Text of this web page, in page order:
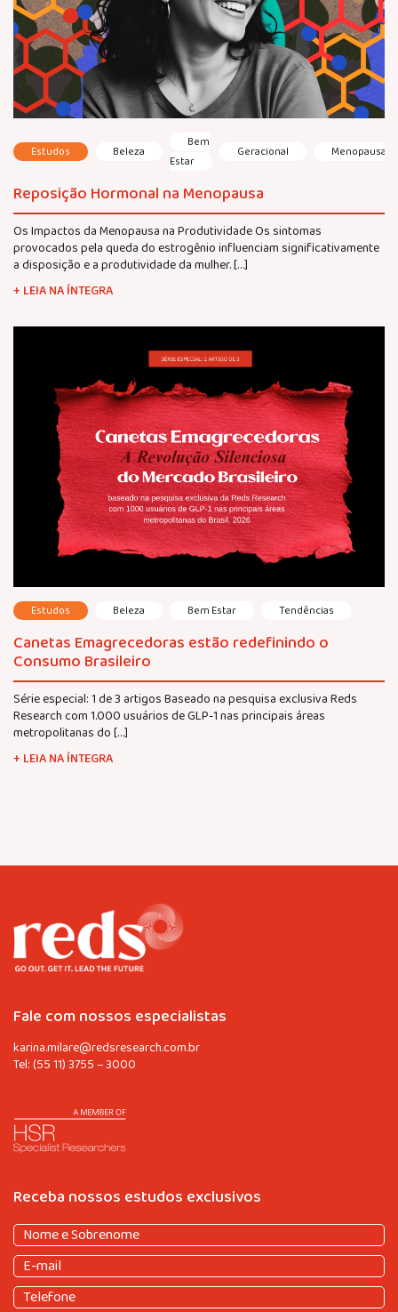
Estudos Beleza
Bem
Estar
Geracional Menopausa
Reposição Hormonal na Menopausa
Os Impactos da Menopausa na Produtividade Os sintomas
provocados pela queda do estrogênio influenciam significativamente
a disposição e a produtividade da mulher. […]
+ LEIA NA ÍNTEGRA
Estudos Beleza Bem Estar Tendências
Canetas Emagrecedoras estão redefinindo o
Consumo Brasileiro
Série especial: 1 de 3 artigos Baseado na pesquisa exclusiva Reds
Research com 1.000 usuários de GLP-1 nas principais áreas
metropolitanas do […]
+ LEIA NA ÍNTEGRA
Fale com nossos especialistas
karina.milare@redsresearch.com.br
Tel:(55 11) 3755 – 3000
Receba nossos estudos exclusivos
Nome
e
Sobrenome(obrigatório)
Nome
e
Sobrenome
E-
mail(obrigatório)
Telefone